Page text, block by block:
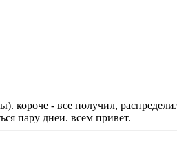
короче - все получил,
пару днеи. всем привет.